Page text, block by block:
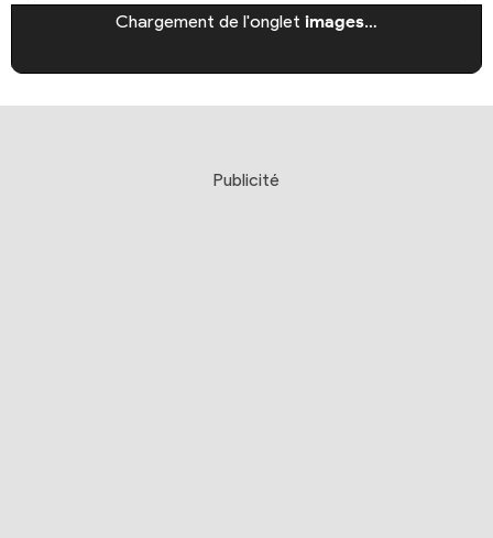
Chargement de l'onglet images…
Publicité